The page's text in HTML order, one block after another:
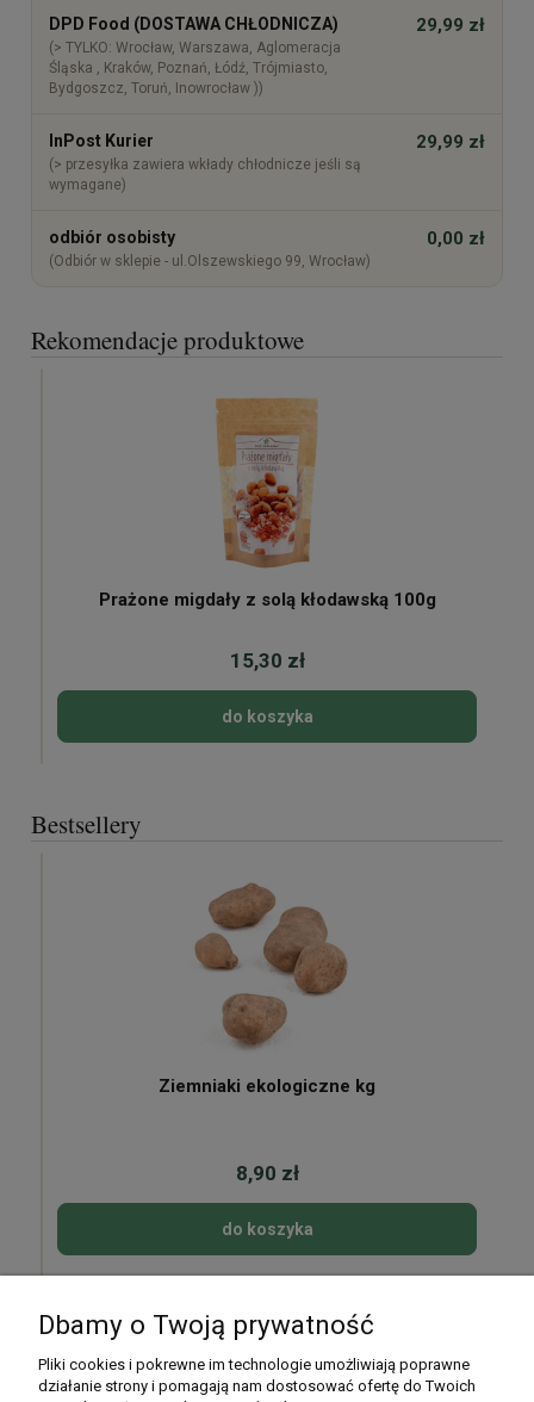
DPD Food (DOSTAWA CHŁODNICZA)
(> TYLKO: Wrocław, Warszawa, Aglomeracja
Śląska , Kraków, Poznań, Łódź, Trójmiasto,
Bydgoszcz, Toruń, Inowrocław ))
29,99 zł
InPost Kurier
(> przesyłka zawiera wkłady chłodnicze jeśli są
wymagane)
29,99 zł
odbiór osobisty
(Odbiór w sklepie - ul.Olszewskiego 99, Wrocław)
0,00 zł
Rekomendacje produktowe
Prażone migdały z solą kłodawską 100g
15,30 zł
do koszyka
Bestsellery
Ziemniaki ekologiczne kg
8,90 zł
do koszyka
Dbamy o Twoją prywatność
Pliki cookies i pokrewne im technologie umożliwiają poprawne
działanie strony i pomagają nam dostosować ofertę do Twoich